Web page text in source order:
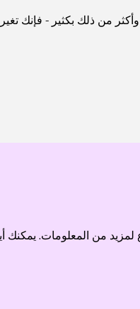
من ذلك بكثير - فإنك
من المعلومات. يمكنك أيضًا